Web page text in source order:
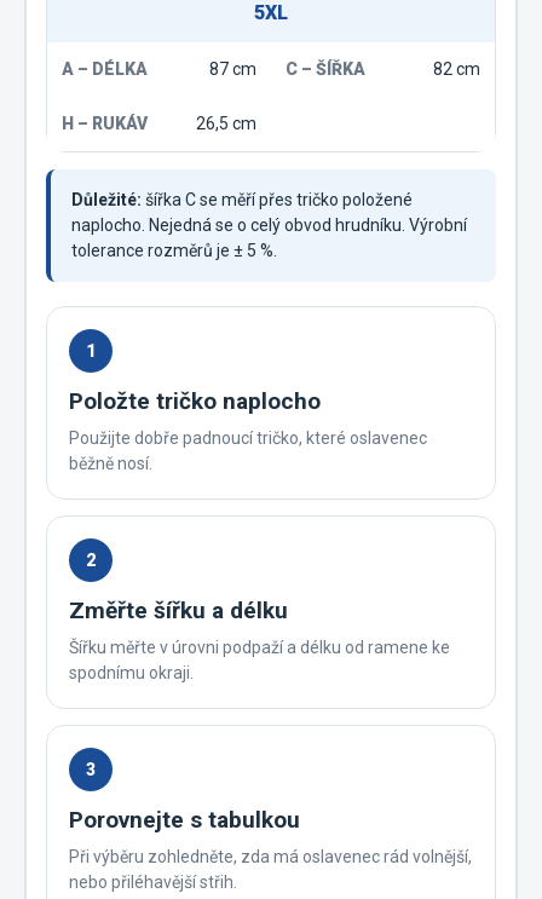
5XL
87 cm 82 cm
26,5 cm
Důležité: šířka C se měří přes tričko položené
naplocho. Nejedná se o celý obvod hrudníku. Výrobní
tolerance rozměrů je ± 5 %.
1
Položte tričko naplocho
Použijte dobře padnoucí tričko, které oslavenec
běžně nosí.
2
Změřte šířku a délku
Šířku měřte v úrovni podpaží a délku od ramene ke
spodnímu okraji.
3
Porovnejte s tabulkou
Při výběru zohledněte, zda má oslavenec rád volnější,
nebo přiléhavější střih.